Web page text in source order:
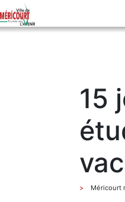
15
Méricourt